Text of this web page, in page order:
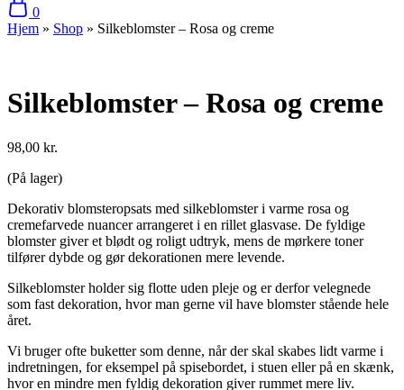
0
Hjem » Shop » Silkeblomster – Rosa og creme
Silkeblomster – Rosa og creme
98,00 kr.
(På lager)
Dekorativ blomsteropsats med silkeblomster i varme rosa og
cremefarvede nuancer arrangeret i en rillet glasvase. De fyldige
blomster giver et blødt og roligt udtryk, mens de mørkere toner
tilfører dybde og gør dekorationen mere levende.
Silkeblomster holder sig flotte uden pleje og er derfor velegnede
som fast dekoration, hvor man gerne vil have blomster stående hele
året.
Vi bruger ofte buketter som denne, når der skal skabes lidt varme i
indretningen, for eksempel på spisebordet, i stuen eller på en skænk,
hvor en mindre men fyldig dekoration giver rummet mere liv.